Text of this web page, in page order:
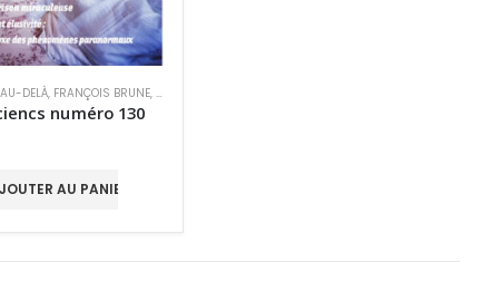
AU-DELÀ, FRANÇOIS BRUNE, MIRACLES
numéro 130
AU PANIER